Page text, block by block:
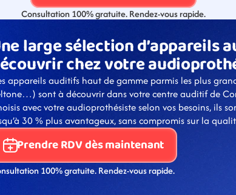
Consultation 100% gratuite. Rendez-vous rapide.
large sélection d’appareils
chez votre
appareils auditifs haut de gamme parmis les plus
sont à découvrir dans votre centre auditif de
avec votre audioprothésiste selon vos besoins, ils
30 % plus avantageux, sans compromis sur la
Prendre RDV dès maintenant
100% gratuite. Rendez-vous rapide.